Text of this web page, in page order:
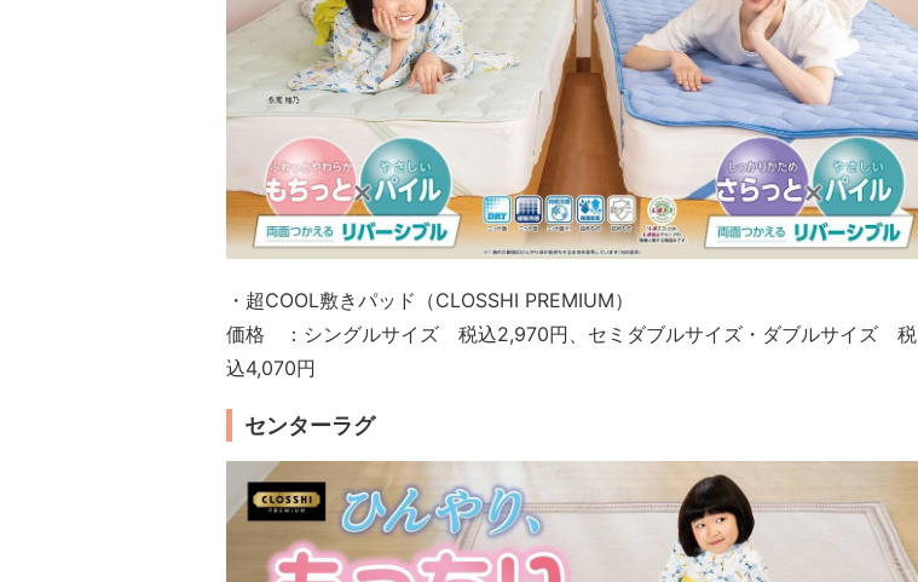
・超COOL敷きパッド（CLOSSHI PREMIUM）
価格 ：シングルサイズ 税込2,970円、セミダブルサイズ・ダブルサイズ 税
込4,070円
センターラグ